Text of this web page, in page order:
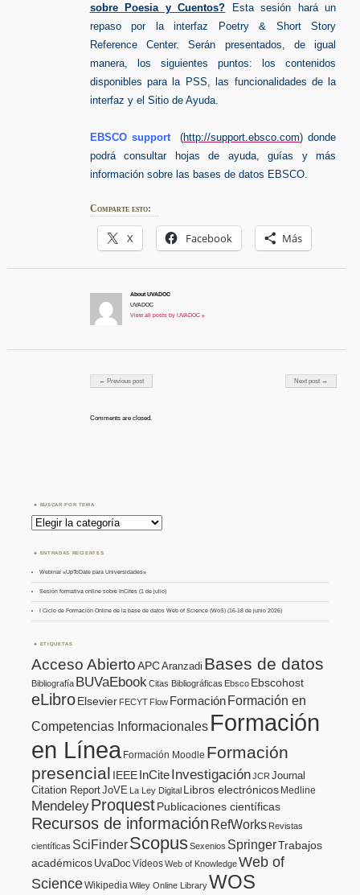
sobre Poesia y Cuentos? Esta sesión hará un
repaso por la interfaz Poetry & Short Story
Reference Center. Serán presentados, de igual
manera, los siguientes puntos: los contenidos
disponibles para la PSS, las funcionalidades de la
interfaz y el Sitio de Ayuda.
EBSCO support (http://support.ebsco.com) donde
podrá consultar hojas de ayuda, guías y más
información sobre las bases de datos EBSCO.
Comparte esto:
X Facebook Más
About UVADOC
UVADOC
View all posts by UVADOC »
Post navigation
← Previous post Next post →
Comments are closed.
BUSCAR POR TEMA
Buscar
por
Tema
ENTRADAS RECIENTES
Webinar «UpToDate para Universidades»
Sesión formativa online sobre InCites (1 de julio)
I Ciclo de Formación Online de la base de datos Web of Science (WoS) (16-18 de junio 2026)
ETIQUETAS
Acceso AbiertoAPCAranzadi Bases de datos
Bibliografía BUVaEbook Citas Bibliográficas Ebsco Ebscohost
eLibroElsevier FECYT Flow FormaciónFormación en
Competencias Informacionales Formación
en Línea Formación Moodle Formación
presencial IEEE InCiteInvestigaciónJCR Journal
Citation ReportJoVE La Ley Digital Libros electrónicos Medline
MendeleyProquestPublicaciones científicas
Recursos de información RefWorks Revistas
científicas SciFinderScopusSexenios SpringerTrabajos
académicos UvaDoc VídeosWeb of KnowledgeWeb of
ScienceWikipedia Wiley Online LibraryWOS